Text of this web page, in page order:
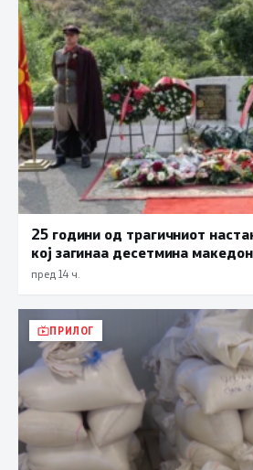
25 години од трагичниот
кој загинаа десетмина
пред 14 ч.
ПРИЛОГ